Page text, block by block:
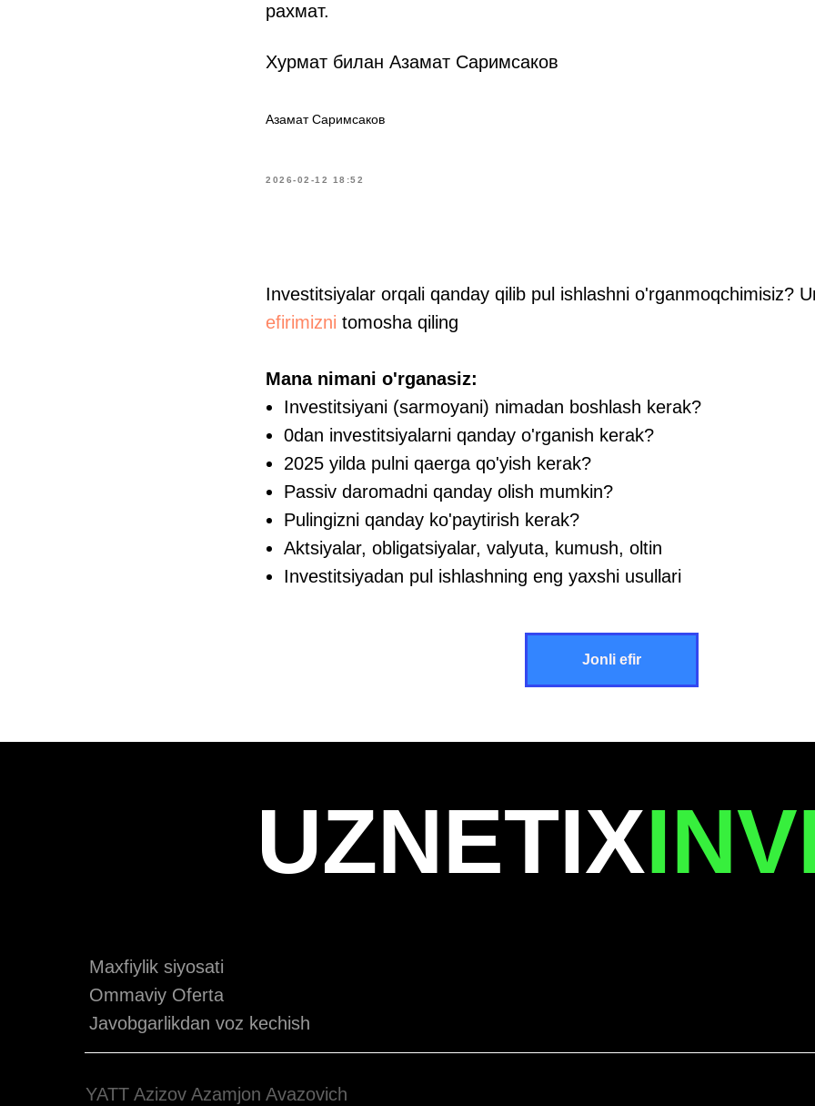
рахмат.
Хурмат билан Азамат Саримсаков
Азамат Саримсаков
2026-02-12 18:52
Investitsiyalar orqali qanday qilib pul ishlashni o'rganmoqchimisiz?
efirimizni tomosha qiling
Mana nimani o'rganasiz:
Investitsiyani (sarmoyani) nimadan boshlash kerak?
0dan investitsiyalarni qanday o'rganish kerak?
2025 yilda pulni qaerga qo'yish kerak?
Passiv daromadni qanday olish mumkin?
Pulingizni qanday ko'paytirish kerak?
Aktsiyalar, obligatsiyalar, valyuta, kumush, oltin
Investitsiyadan pul ishlashning eng yaxshi usullari
Jonli efir
Maxfiylik siyosati
Ommaviy Oferta
YATT Azizov Azamjon Avazovich
UZNETIX
Javobgarlikdan voz kechish